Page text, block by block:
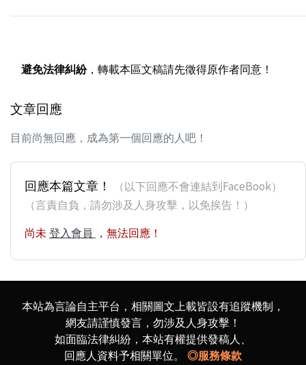
避免法律糾紛，轉載本區文稿請先徵得原作者同意！
文章回應
目前尚無回應，成為第一個回應的人吧！
回應本篇文章！
（以下回應不會連結到FaceBook）
（言責自負，請勿涉及人身攻擊，以免挨告！）
尚未 登入會員 ，無法回應！
本站為言論自主平台，相關圖文上載皆設有追蹤機制，
網友請謹慎發言，勿涉及人身攻擊！
如面臨法律糾紛，本站有權提供發稿人、
回應人資料予相關單位。 ◎服務條款